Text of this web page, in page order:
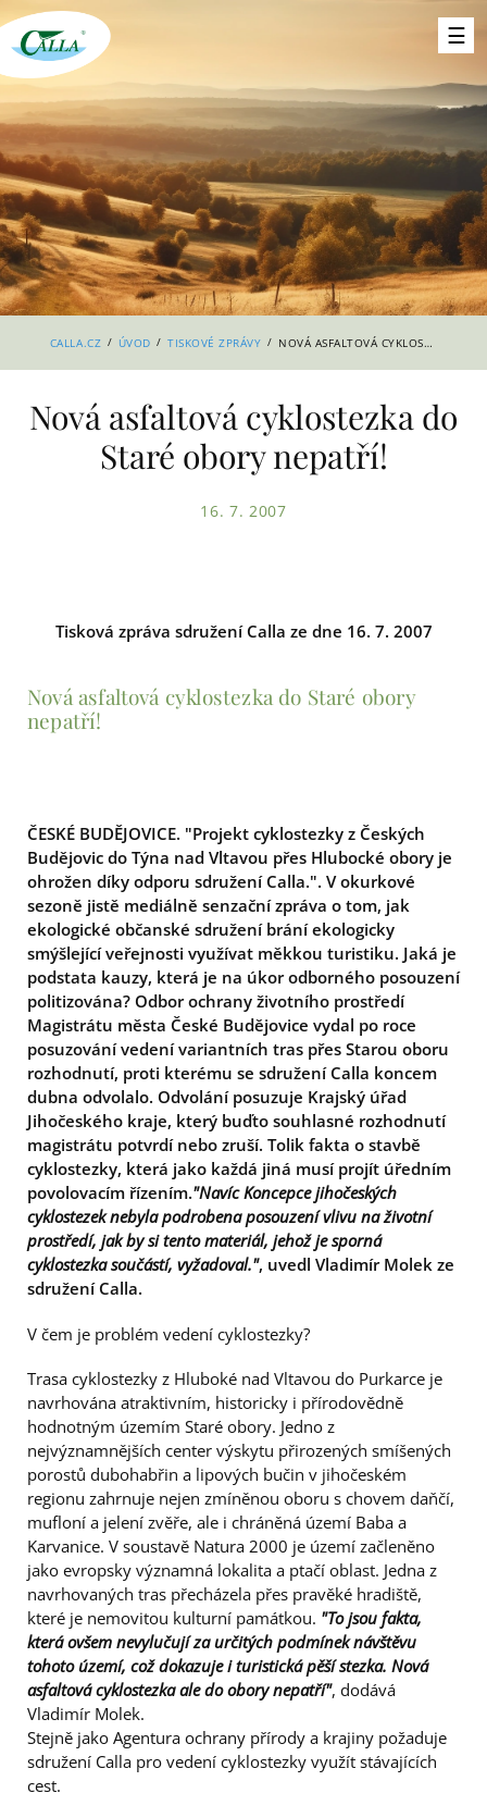
CALLA.CZ / ÚVOD / TISKOVÉ ZPRÁVY / NOVÁ ASFALTOVÁ CYKLOSTEZKA DO STARÉ OBORY NEPATŘÍ!
Nová asfaltová cyklostezka do
Staré obory nepatří!
16. 7. 2007
Tisková zpráva sdružení Calla ze dne 16. 7. 2007
Nová asfaltová cyklostezka do Staré obory
nepatří!
ČESKÉ BUDĚJOVICE. "Projekt cyklostezky z Českých
Budějovic do Týna nad Vltavou přes Hlubocké obory je
ohrožen díky odporu sdružení Calla.". V okurkové
sezoně jistě mediálně senzační zpráva o tom, jak
ekologické občanské sdružení brání ekologicky
smýšlející veřejnosti využívat měkkou turistiku. Jaká je
podstata kauzy, která je na úkor odborného posouzení
politizována? Odbor ochrany životního prostředí
Magistrátu města České Budějovice vydal po roce
posuzování vedení variantních tras přes Starou oboru
rozhodnutí, proti kterému se sdružení Calla koncem
dubna odvolalo. Odvolání posuzuje Krajský úřad
Jihočeského kraje, který buďto souhlasné rozhodnutí
magistrátu potvrdí nebo zruší. Tolik fakta o stavbě
cyklostezky, která jako každá jiná musí projít úředním
povolovacím řízením."Navíc Koncepce jihočeských
cyklostezek nebyla podrobena posouzení vlivu na životní
prostředí, jak by si tento materiál, jehož je sporná
cyklostezka součástí, vyžadoval.", uvedl Vladimír Molek ze
sdružení Calla.
V čem je problém vedení cyklostezky?
Trasa cyklostezky z Hluboké nad Vltavou do Purkarce je
navrhována atraktivním, historicky i přírodovědně
hodnotným územím Staré obory. Jedno z
nejvýznamnějších center výskytu přirozených smíšených
porostů dubohabřin a lipových bučin v jihočeském
regionu zahrnuje nejen zmíněnou oboru s chovem daňčí,
mufloní a jelení zvěře, ale i chráněná území Baba a
Karvanice. V soustavě Natura 2000 je území začleněno
jako evropsky významná lokalita a ptačí oblast. Jedna z
navrhovaných tras přecházela přes pravěké hradiště,
které je nemovitou kulturní památkou. "To jsou fakta,
která ovšem nevylučují za určitých podmínek návštěvu
tohoto území, což dokazuje i turistická pěší stezka. Nová
asfaltová cyklostezka ale do obory nepatří", dodává
Vladimír Molek.
Stejně jako Agentura ochrany přírody a krajiny požaduje
sdružení Calla pro vedení cyklostezky využít stávajících
cest.